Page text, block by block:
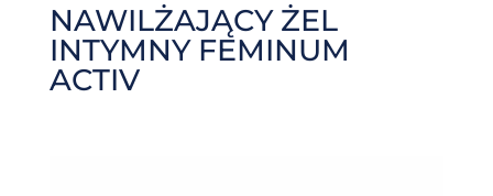
NAWILŻAJĄCY ŻEL
INTYMNY FEMINUM
ACTIV